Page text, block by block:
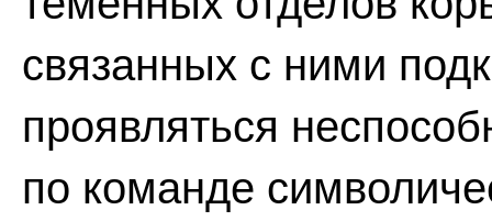
связанных с ними
проявляться
по команде